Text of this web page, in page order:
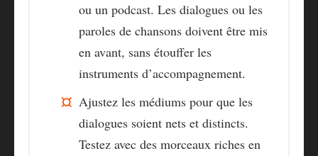
ou un podcast. Les dialogues ou les
paroles de chansons doivent être mis
en avant, sans étouffer les
instruments d’accompagnement.
Ajustez les médiums pour que les
dialogues soient nets et distincts.
Testez avec des morceaux riches en